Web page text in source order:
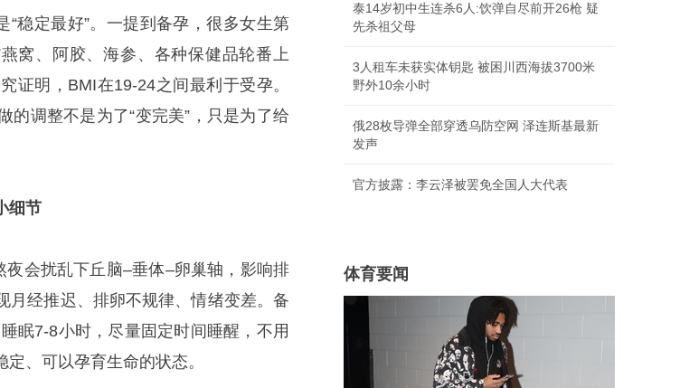
“稳定最好”。一提到备孕，很多女生第
窝、阿胶、海参、各种保健品轮番上
证明，BMI在19-24之间最利于受孕。
调整不是为了“变完美”，只是为了给
细节
夜会扰乱下丘脑–垂体–卵巢轴，影响排
月经推迟、排卵不规律、情绪变差。备
眠7-8小时，尽量固定时间睡醒，不用
、可以孕育生命的状态。
泰14岁初中生连杀6人:饮弹自尽前开26枪 疑
先杀祖父母
3人租车未获实体钥匙 被困川西海拔3700米
野外10余小时
俄28枚导弹全部穿透乌防空网 泽连斯基最新
发声
官方披露：李云泽被罢免全国人大代表
体育要闻